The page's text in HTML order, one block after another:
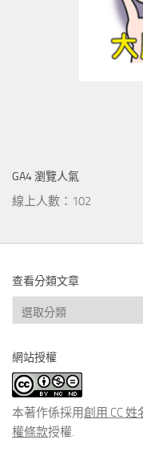
GA4 瀏覽人氣
線上人數：102
查看分類文章
查
看
類
文
章
網站授權
本著作係採用創用 CC
權條款授權.